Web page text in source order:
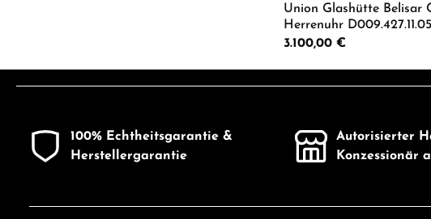
Union Glashütte Belisar
Herrenuhr
Regulärer Preis:
3.100,00 €
100% Echtheitsgarantie &
Herstellergarantie
Autorisierter
Konzessionär